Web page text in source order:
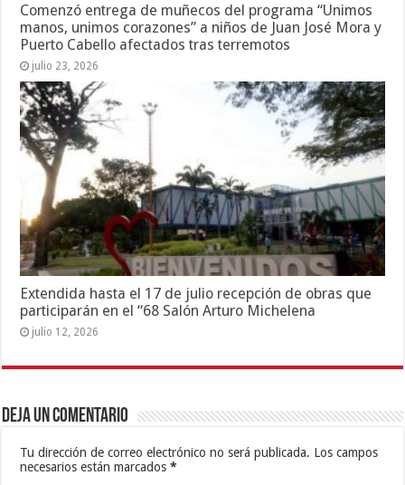
Comenzó entrega de muñecos del programa “Unimos
manos, unimos corazones” a niños de Juan José Mora y
Puerto Cabello afectados tras terremotos
julio 23, 2026
Extendida hasta el 17 de julio recepción de obras que
participarán en el “68 Salón Arturo Michelena
julio 12, 2026
Deja un comentario
Tu dirección de correo electrónico no será publicada. Los campos
necesarios están marcados*